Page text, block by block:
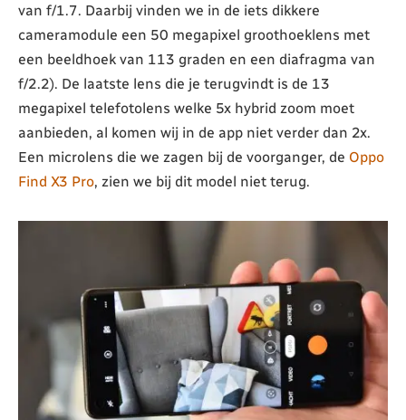
van f/1.7. Daarbij vinden we in de iets dikkere
cameramodule een 50 megapixel groothoeklens met
een beeldhoek van 113 graden en een diafragma van
f/2.2). De laatste lens die je terugvindt is de 13
megapixel telefotolens welke 5x hybrid zoom moet
aanbieden, al komen wij in de app niet verder dan 2x.
Een microlens die we zagen bij de voorganger, de Oppo
Find X3 Pro, zien we bij dit model niet terug.